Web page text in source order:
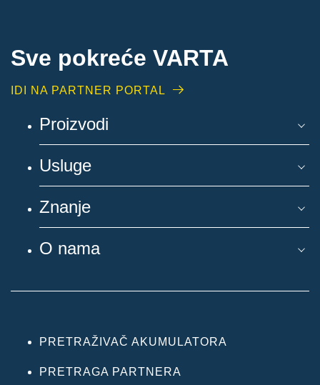
Sve pokreće VARTA
IDI NA PARTNER PORTAL
Proizvodi
Usluge
Znanje
O nama
PRETRAŽIVAČ AKUMULATORA
PRETRAGA PARTNERA